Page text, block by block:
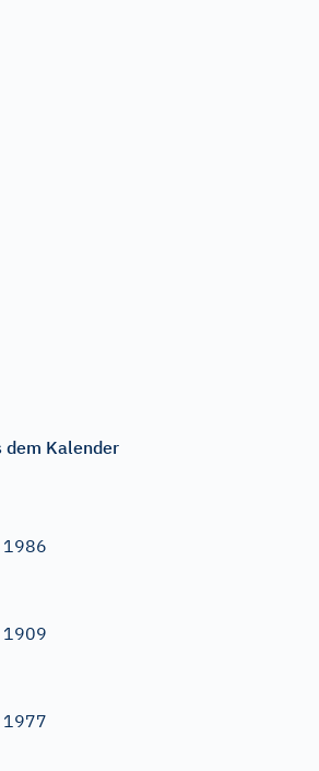
Kalender
1986
1909
1977